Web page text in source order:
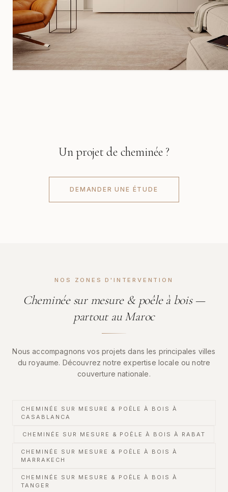
Un projet de cheminée ?
DEMANDER UNE ÉTUDE
NOS ZONES D'INTERVENTION
Cheminée sur mesure & poêle à bois —
partout au Maroc
Nous accompagnons vos projets dans les principales villes
du royaume. Découvrez notre expertise locale ou notre
couverture nationale.
CHEMINÉE SUR MESURE & POÊLE À BOIS À
CASABLANCA
CHEMINÉE SUR MESURE & POÊLE À BOIS À RABAT
CHEMINÉE SUR MESURE & POÊLE À BOIS À
MARRAKECH
CHEMINÉE SUR MESURE & POÊLE À BOIS À
TANGER